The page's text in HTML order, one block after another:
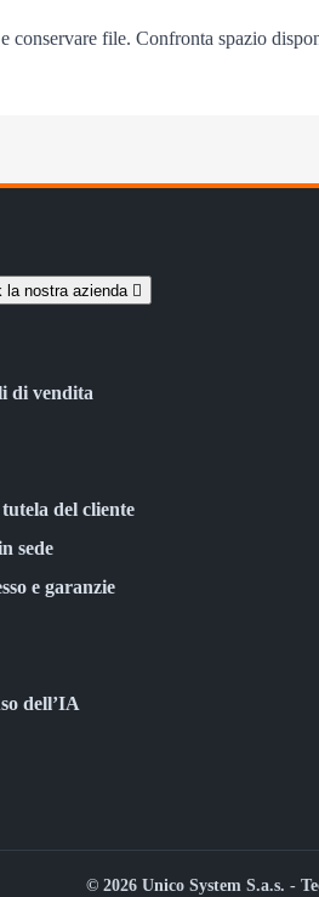
conservare file. Confronta spazio
la nostra azienda 
di vendita
del cliente
sede
e garanzie
dell’IA
© 2026 Unico System S.a.s. -